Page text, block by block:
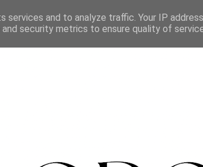
and to analyze traffic. Your IP
security metrics to ensure quality of